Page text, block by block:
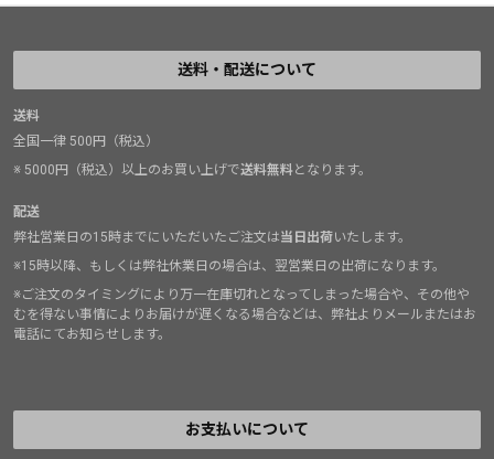
送料・配送について
送料
全国一律 500円（税込）
※ 5000円（税込）以上のお買い上げで送料無料となります。
配送
弊社営業日の15時までにいただいたご注文は当日出荷いたします。
※15時以降、もしくは弊社休業日の場合は、翌営業日の出荷になります。
※ご注文のタイミングにより万一在庫切れとなってしまった場合や、その他や
むを得ない事情によりお届けが遅くなる場合などは、弊社よりメールまたはお
電話にてお知らせします。
お支払いについて